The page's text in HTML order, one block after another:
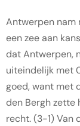
Antwerpen nam
een zee aan
dat Antwerpen,
uiteindelijk met
goed, want met
den Bergh zette
recht. (3-1) Van